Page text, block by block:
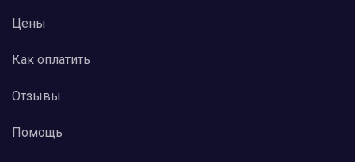
Цены
Как оплатить
Отзывы
Помощь